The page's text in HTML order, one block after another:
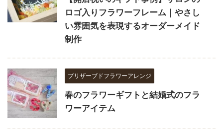
ロゴ入りフラワーフレーム｜やさし
い雰囲気を表現するオーダーメイド
制作
プリザーブドフラワーアレンジ
春のフラワーギフトと結婚式のフラ
ワーアイテム